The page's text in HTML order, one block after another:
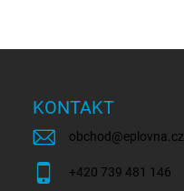
KONTAKT
obchod @eplovna.cz
+420 739 481 146